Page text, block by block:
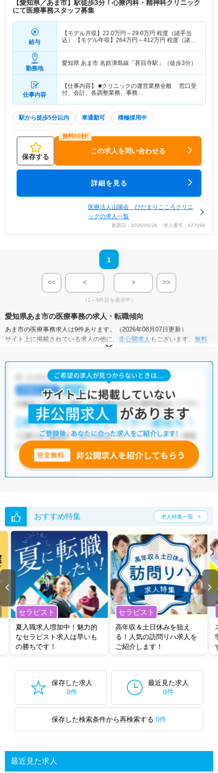
【愛知県／あま市】駅徒歩3分！心療内科・精神科クリニック
にて医療事務スタッフ募集
給与
【モデル月収】 22.0万円～29.0万円 程度（諸手当
込） 【モデル年収】 264万円～412万円 程度（諸手
勤務地
愛知県 あま市 名鉄津島線「甚目寺駅」（徒歩3分）
仕事内容
【仕事内容】 ■クリニックの運営業務全般 窓口受
付、会計、各調整業務、事務…
駅から徒歩5分以内 車通勤可 積極採用中
保存する
この求人を問い合わせる
詳細を見る
医療法人山陽会 ひだまりこころクリニ
ックの求人一覧
更新日：2026/05/26 求人番号：677099
1
<< < > >>
（1～9件目を表示中）
愛知県あま市の医療事務の求人・転職傾向
あま市の医療事務求人は9件あります。（2026年08月07日更新）
サイト上に掲載されている求人の他に、 非公開求人 もございます。 無料
にお申し込みいただくと、全求人からご希望条件に合
あま市の医療事務求人では以下のような条件が人気です。
積極採用中・残業少なめ ・ 無資格OK 正社員(正職員)
ニック
他の条件でも人気の求人がございますので、「こだわり条件」から検索
いただくか、お気軽にお問い合わせください。
全国の医療事務求人から検索いただくことも可能です。
無料転職支援サービス
にお申し込みいただくと、ご希望条件をヒアリン
グした上で求人をご提案いたします。
ご希望条件がまだ定まっていない方は人気の希望条件をピックアップし
い。
おすすめ特集 求人特集一覧
セラピスト
夏入職求人増加中！魅力的
なセラピスト求人は早いも
の勝ちです！
セラピスト
高年収＆土日休みを狙え
る！人気の訪問リハ求人を
ご紹介します！
保存した求人
0件
最近見た求人
0件
保存した検索条件から再検索する 0件
最近見た求人